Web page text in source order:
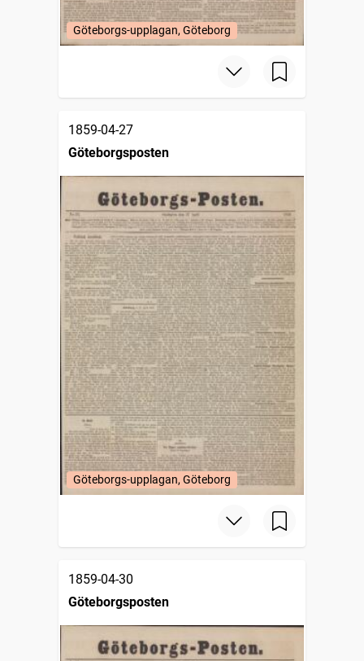
Göteborgs-upplagan, Göteborg
1859-04-27
Göteborgsposten
Göteborgs-upplagan, Göteborg
1859-04-30
Göteborgsposten